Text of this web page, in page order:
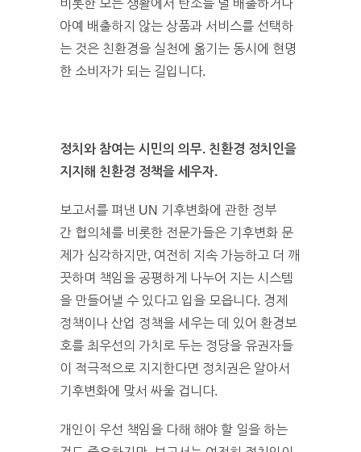
비롯한 모든 생활에서 탄소를 덜 배출하거나
아예 배출하지 않는 상품과 서비스를 선택하
는 것은 친환경을 실천에 옮기는 동시에 현명
한 소비자가 되는 길입니다.
정치와 참여는 시민의 의무. 친환경 정치인을
지지해 친환경 정책을 세우자.
보고서를 펴낸 UN 기후변화에 관한 정부
간 협의체를 비롯한 전문가들은 기후변화 문
제가 심각하지만, 여전히 지속 가능하고 더 깨
끗하며 책임을 공평하게 나누어 지는 시스템
을 만들어낼 수 있다고 입을 모읍니다. 경제
정책이나 산업 정책을 세우는 데 있어 환경보
호를 최우선의 가치로 두는 정당을 유권자들
이 적극적으로 지지한다면 정치권은 알아서
기후변화에 맞서 싸울 겁니다.
개인이 우선 책임을 다해 해야 할 일을 하는